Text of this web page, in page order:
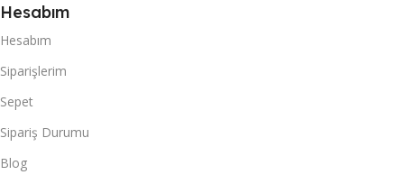
Hesabım
Hesabım
Siparişlerim
Sepet
Sipariş Durumu
Blog